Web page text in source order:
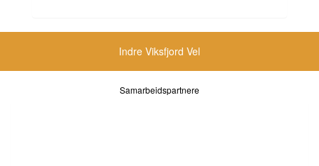
Indre Viksfjord Vel
Samarbeidspartnere